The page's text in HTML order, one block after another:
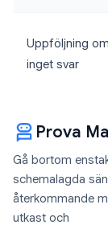
Uppföljning om
inget svar
Prova
Gå bortom
schemalagda
återkommande
utkast och